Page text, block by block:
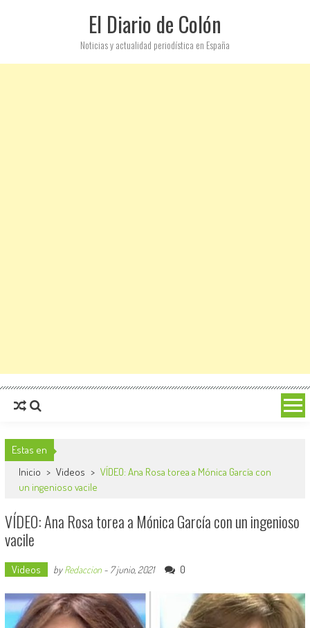
El Diario de Colón
Noticias y actualidad periodística en España
Estas en
Inicio > Videos > VÍDEO: Ana Rosa torea a Mónica García con
un ingenioso vacile
VÍDEO: Ana Rosa torea a Mónica García con un ingenioso
vacile
Videos byRedaccion- 7 junio, 2021 0